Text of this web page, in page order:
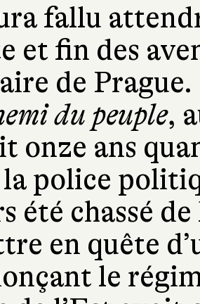
fallu
et fin des
de
du peuple,
onze ans
police
été chassé
en quête
le